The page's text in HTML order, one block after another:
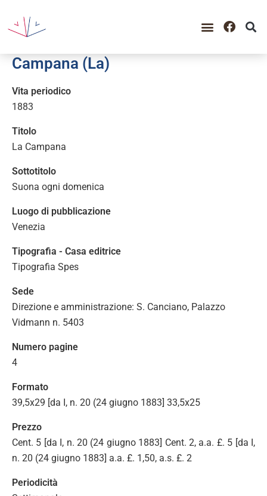
Campana (La)
Vita periodico
1883
Titolo
La Campana
Sottotitolo
Suona ogni domenica
Luogo di pubblicazione
Venezia
Tipografia - Casa editrice
Tipografia Spes
Sede
Direzione e amministrazione: S. Canciano, Palazzo
Vidmann n. 5403
Numero pagine
4
Formato
39,5x29 [da I, n. 20 (24 giugno 1883] 33,5x25
Prezzo
Cent. 5 [da I, n. 20 (24 giugno 1883] Cent. 2, a.a. £. 5 [da I,
n. 20 (24 giugno 1883] a.a. £. 1,50, a.s. £. 2
Periodicità